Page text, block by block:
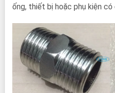
ống, thiết bị hoặc phụ kiện